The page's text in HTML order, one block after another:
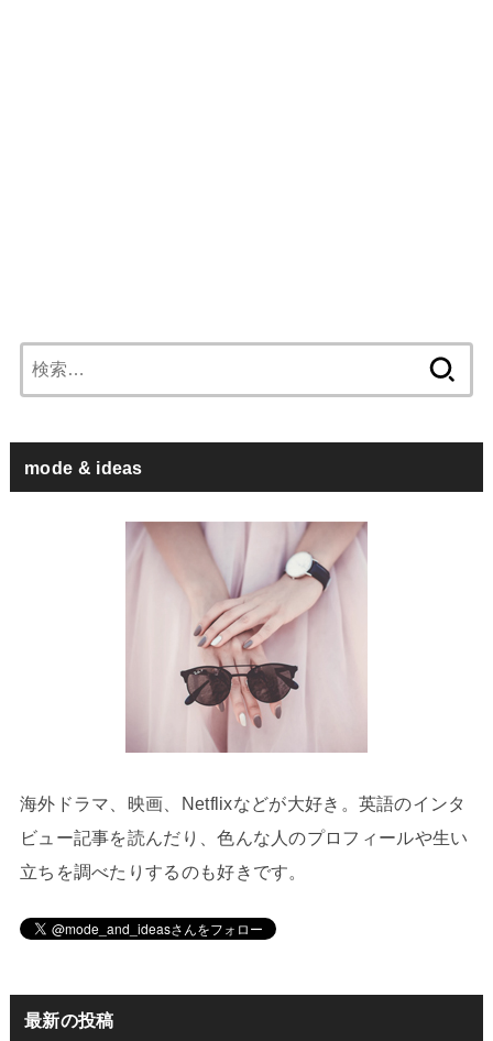
索:
mode & ideas
海外ドラマ、映画、Netflixなどが大好き。英語のインタ
ビュー記事を読んだり、色んな人のプロフィールや生い
立ちを調べたりするのも好きです。
最新の投稿